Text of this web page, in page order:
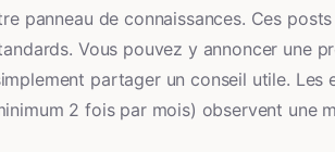
panneau de connaissances. Ces
Vous pouvez y annoncer une
partager un conseil utile. Les
2 fois par mois) observent une